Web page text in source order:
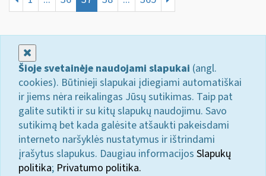
Šioje svetainėje naudojami slapukai (angl.
cookies). Būtinieji slapukai įdiegiami automatiškai
ir jiems nėra reikalingas Jūsų sutikimas. Taip pat
galite sutikti ir su kitų slapukų naudojimu. Savo
sutikimą bet kada galėsite atšaukti pakeisdami
interneto naršyklės nustatymus ir ištrindami
įrašytus slapukus. Daugiau informacijos Slapukų
politika; Privatumo politika.